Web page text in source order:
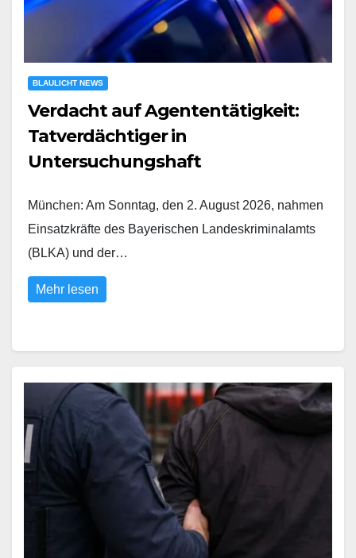
BLAULICHT NEWS
Verdacht auf Agententätigkeit:
Tatverdächtiger in
Untersuchungshaft
München: Am Sonntag, den 2. August 2026, nahmen
Einsatzkräfte des Bayerischen Landeskriminalamts
(BLKA) und der…
Mehr lesen